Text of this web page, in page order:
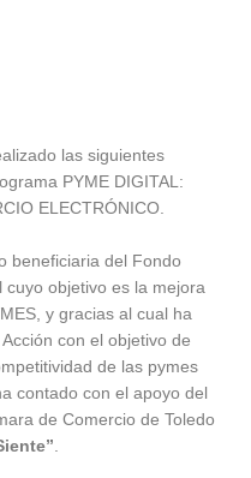
las siguientes
PYME DIGITAL:
ELECTRÓNICO.
beneficiaria del Fondo
objetivo es la mejora
y gracias al cual ha
con el objetivo de
de las pymes
contado con el apoyo del
de Comercio de Toledo